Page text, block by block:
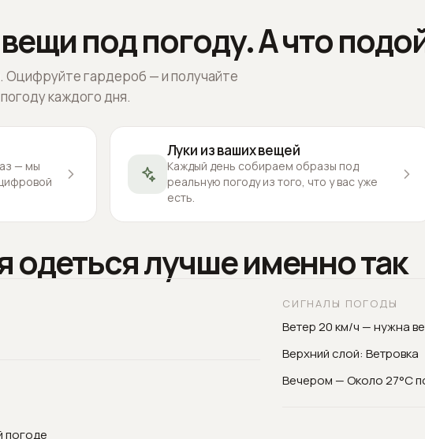
под погоду. А что
Оцифруйте гардероб — и получайте
каждого дня.
— мы
Луки из ваших вещей
Каждый день собираем образы под
реальную погоду из того, что у вас уже
есть.
одеться лучше именно так
погоде
СИГНАЛЫ ПОГОДЫ
Ветер 20 км/ч — нужна
Верхний слой: Ветровка
Вечером — Около 27°C